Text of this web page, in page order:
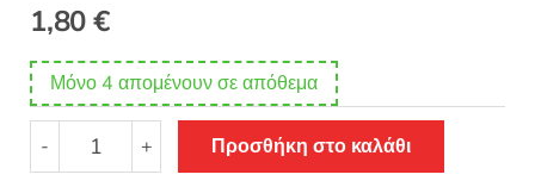
1,80€
Μόνο 4 απομένουν σε απόθεμα
-
Θερμοκολλητικό
σιδερότυπο
+ Προσθήκη στο καλάθι